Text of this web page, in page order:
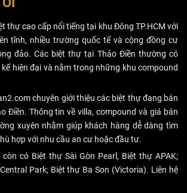
tư tài
nếu gặp
bất lợi,
vẫn hơn
lỗ.
thự cao cấp nổi tiếng tại khu Đông TP.HCM với
tĩnh, nhiều trường quốc tế và cộng đồng cư
đảo. Các biệt thự tại Thảo Điền thường có
hiện đại và nằm trong những khu compound
chuyên giới thiệu các biệt thự đang bán
Điền. Thông tin về villa, compound và giá bán
xuyên nhằm giúp khách hàng dễ dàng tìm
hợp với nhu cầu an cư hoặc đầu tư.
có Biệt thự Sài Gòn Pearl, Biệt thự APAK;
Park; Biệt thự Ba Son (Victoria). Liên hệ